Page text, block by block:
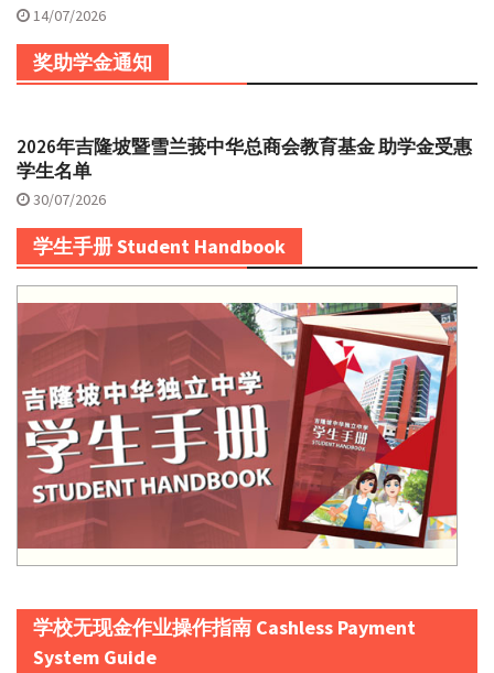
14/07/2026
奖助学金通知
2026年吉隆坡暨雪兰莪中华总商会教育基金 助学金受惠
学生名单
30/07/2026
学生手册 Student Handbook
学校无现金作业操作指南 Cashless Payment
System Guide